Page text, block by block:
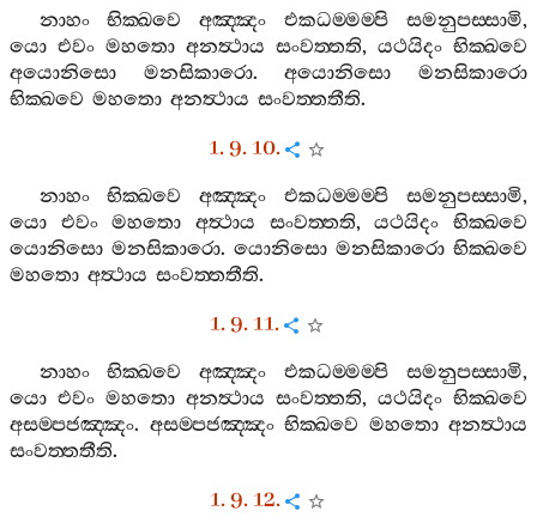
නාහං භික‍්ඛවෙ අඤ‍්ඤං එකධම‍්මම‍්පි සමනුපස‍්සාමි,
යො එවං මහතො අනත්‍ථාය සංවත‍්තති, යථයිදං භික‍්ඛවෙ
අයොනිසො
මනසිකාරො.අයොනිසො
මනසිකාරො
භික‍්ඛවෙ මහතො අනත්‍ථාය සංවත‍්තතීති.
1. 9. 10.
නාහං භික‍්ඛවෙ අඤ‍්ඤං එකධම‍්මම‍්පි සමනුපස‍්සාමි,
යො
එවං මහතො අත්‍ථාය සංවත‍්තති,යථයිදං
භික‍්ඛවෙ
යොනිසො මනසිකාරො. යොනිසො මනසිකාරො භික‍්ඛවෙ
මහතො අත්‍ථාය සංවත‍්තතීති.
1. 9. 11.
නාහං භික‍්ඛවෙ අඤ‍්ඤං එකධම‍්මම‍්පි සමනුපස‍්සාමි,
යො එවං මහතො අනත්‍ථාය සංවත‍්තති, යථයිදං භික‍්ඛවෙ
අසම‍්පජඤ‍්ඤං. අසම‍්පජඤ‍්ඤං භික‍්ඛවෙ මහතො අනත්‍ථාය
සංවත‍්තතීති.
1. 9. 12.